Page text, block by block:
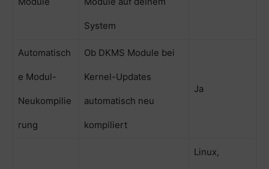
System
Automatisch
e Modul-
Neukompilie
rung
Ob DKMS Module bei
Kernel-Updates
automatisch neu
kompiliert
Ja
Linux,